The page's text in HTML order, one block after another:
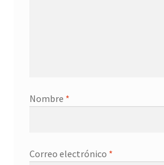
Nombre *
Correo electrónico *